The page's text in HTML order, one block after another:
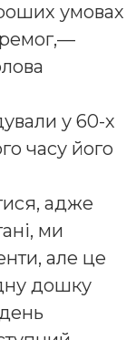
умовах
у 60-х
часу його
адже
ми
але це
дошку